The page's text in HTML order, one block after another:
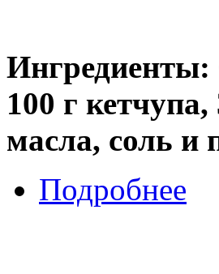
Ингредиенты:
100 г
масла, соль и
Подробнее